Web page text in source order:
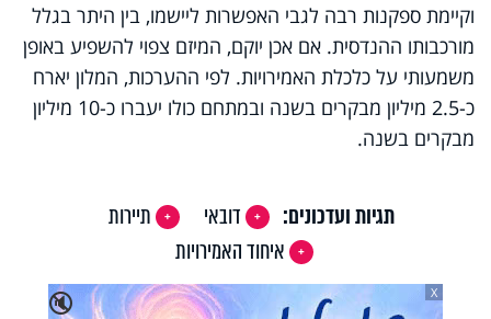
וקיימת ספקנות רבה לגבי האפשרות ליישמו, בין היתר בגלל
מורכבותו ההנדסית. אם אכן יוקם, המיזם צפוי להשפיע באופן
משמעותי על כלכלת האמירויות. לפי ההערכות, המלון יארח
כ-2.5 מיליון מבקרים בשנה ובמתחם כולו יעברו כ-10 מיליון
מבקרים בשנה.
תגיות ועדכונים: דובאי
תיירות
איחוד האמירויות
🔇
X